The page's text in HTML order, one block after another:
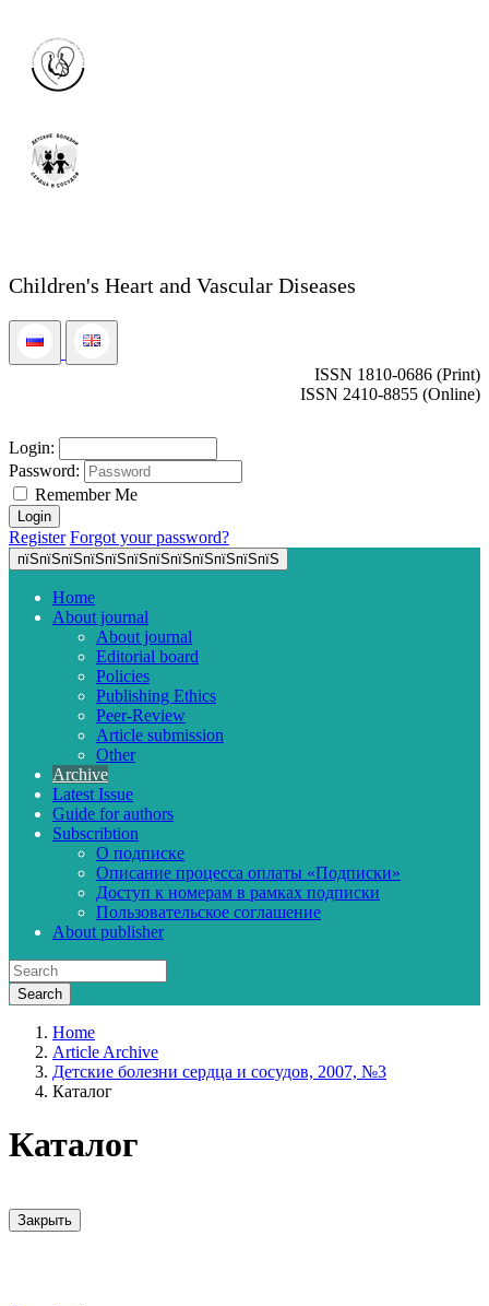
Children's Heart and Vascular Diseases
ISSN 1810-0686 (Print)
ISSN 2410-8855 (Online)
Login:
Password:
Remember Me
Register Forgot your password?
пїЅпїЅпїЅпїЅпїЅпїЅпїЅпїЅпїЅпїЅпїЅпїЅ
Home
About journal
About journal
Editorial board
Policies
Publishing Ethics
Peer-Review
Article submission
Other
Archive
Latest Issue
Guide for authors
Subscribtion
О подписке
Описание процесса оплаты «Подписки»
Доступ к номерам в рамках подписки
Пользовательское соглашение
About publisher
Home
Article Archive
Детские болезни сердца и сосудов, 2007, №3
Каталог
Каталог
Закрыть